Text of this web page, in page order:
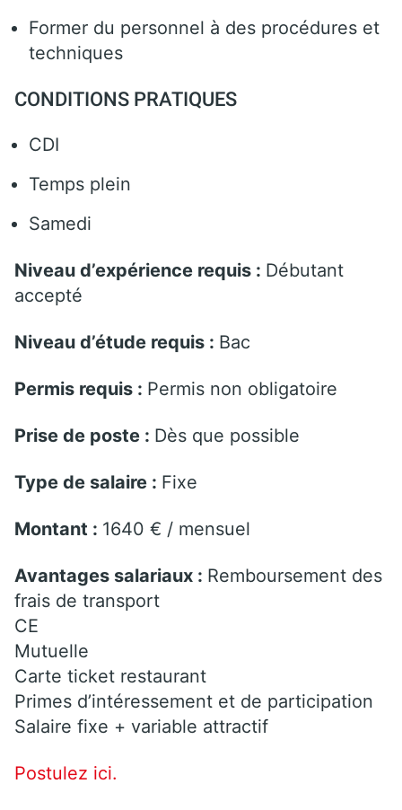
Former du personnel à des procédures et
techniques
CONDITIONS PRATIQUES
CDI
Temps plein
Samedi
Niveau d’expérience requis : Débutant
accepté
Niveau d’étude requis : Bac
Permis requis : Permis non obligatoire
Prise de poste : Dès que possible
Type de salaire : Fixe
Montant : 1640 € / mensuel
Avantages salariaux : Remboursement des
frais de transport
CE
Mutuelle
Carte ticket restaurant
Primes d’intéressement et de participation
Salaire fixe + variable attractif
Postulez ici.